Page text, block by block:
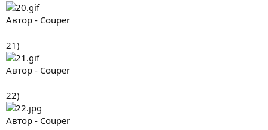
Автор - Couper
21)
Автор - Couper
22)
Автор - Couper